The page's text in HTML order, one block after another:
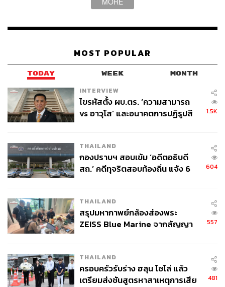
MOST POPULAR
TODAY WEEK MONTH
INTERVIEW
ไขรหัสตั้ง ผบ.ตร. ‘ความสามารถ
vs อาวุโส’ และอนาคตการปฏิรูปสี
1.5K
THAILAND
กองปราบฯ สอบเข้ม ‘อดีตอธิบดี
สถ.’ คดีทุจริตสอบท้องถิ่น แจ้ง 6
604
THAILAND
สรุปมหากาพย์กล้องส่องพระ
ZEISS Blue Marine จากสัญญา
จ่ายหนี้-แอบระบุแบรนด์
557
THAILAND
ครอบครัวรับร่าง ฮลุน โซโล่ แล้ว
เตรียมส่งชันสูตรหาสาเหตุการเสีย
481